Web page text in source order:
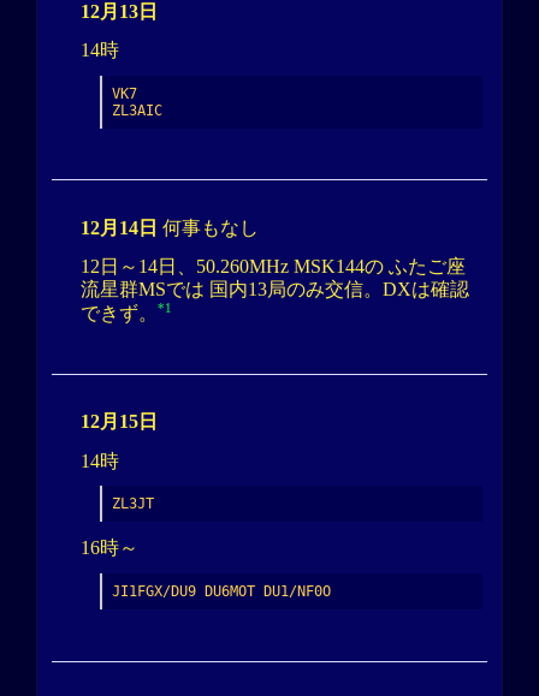
12月13日
14時
VK7
ZL3AIC
12月14日 何事もなし
12日～14日、50.260MHz MSK144の ふたご座
流星群MSでは 国内13局のみ交信。DXは確認
できず。
*1
12月15日
14時
ZL3JT
16時～
JI1FGX/DU9 DU6MOT DU1/NF0O